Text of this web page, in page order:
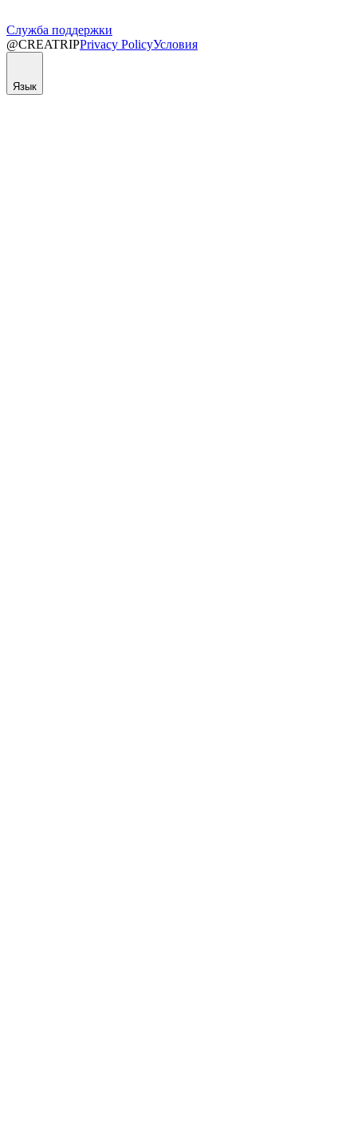
Служба поддержки
@CREATRIPPrivacy PolicyУсловия
Язык